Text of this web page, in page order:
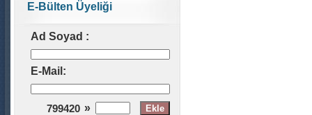
E-Bülten Üyeliği
Ad Soyad :
E-Mail:
799420 »